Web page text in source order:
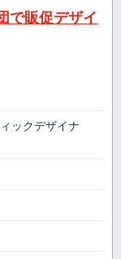
で販促デザイ
ックデザイナ